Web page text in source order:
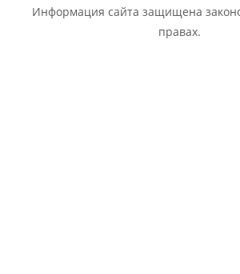
Информация сайта защищена
правах.